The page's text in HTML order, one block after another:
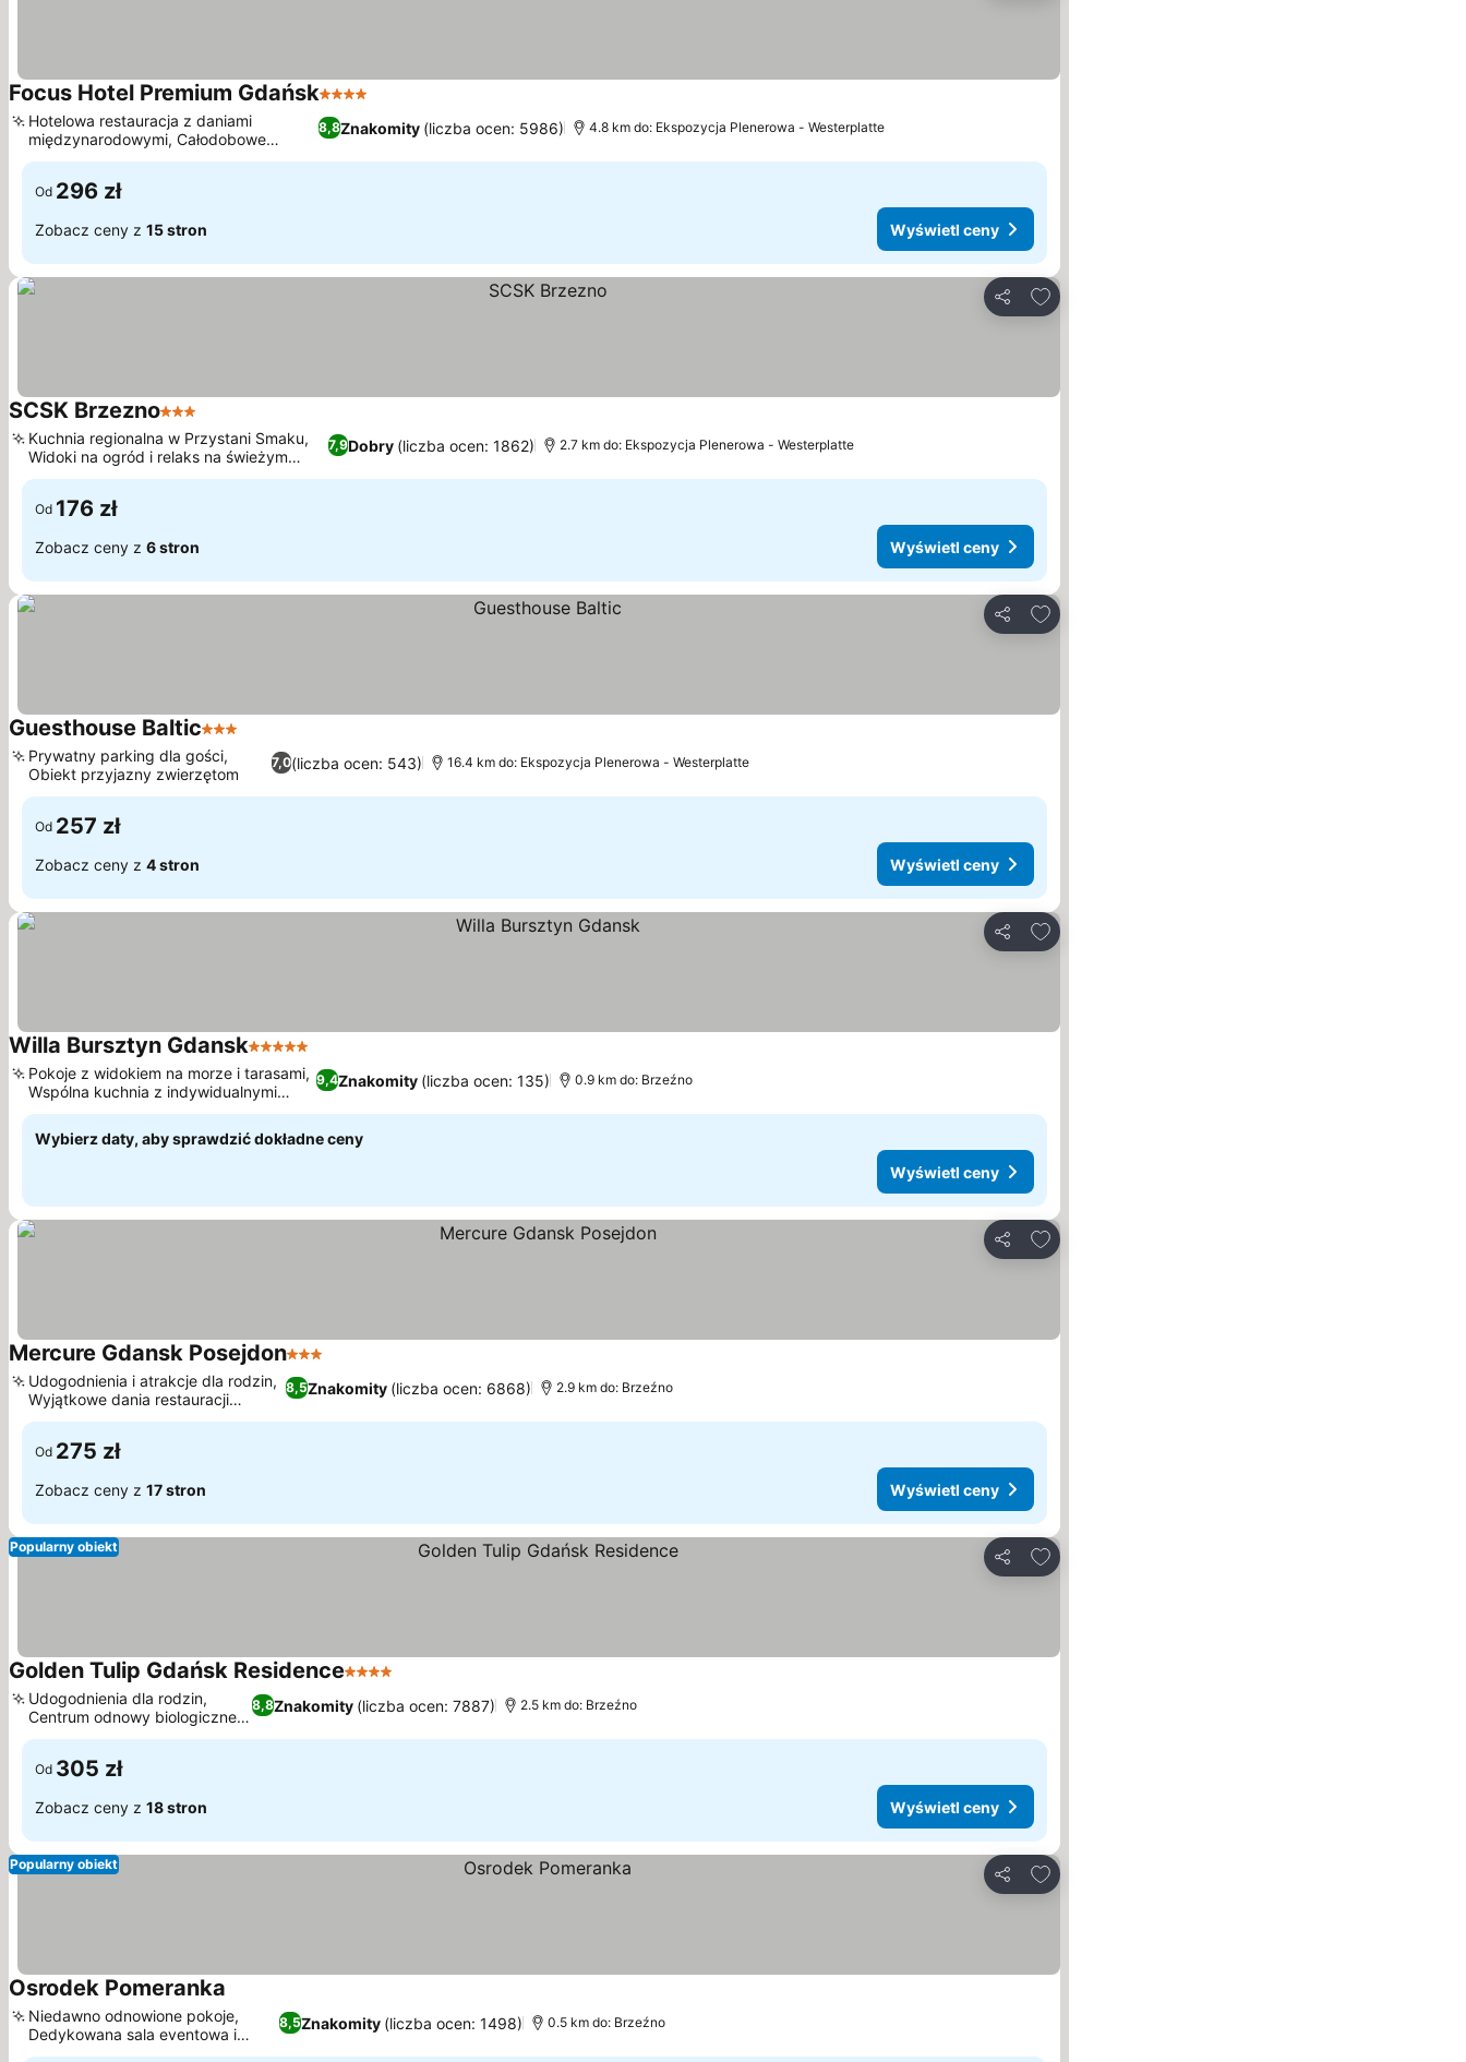
Focus Hotel Premium Gdańsk4 Kategoria
8,8Znakomity (liczba ocen: 5986)
Hotelowa restauracja z daniami
międzynarodowymi, Całodobowe
centrum fitness i sauna
4.8 km do: Ekspozycja Plenerowa - Westerplatte
Od 296 zł
Zobacz ceny z 15 stron Wyświetl ceny
Udostępnij
Dodaj do ulubionych
SCSK Brzezno3 Kategoria
7,9Dobry (liczba ocen: 1862)
Kuchnia regionalna w Przystani Smaku,
Widoki na ogród i relaks na świeżym
powietrzu
2.7 km do: Ekspozycja Plenerowa - Westerplatte
Od 176 zł
Zobacz ceny z 6 stron Wyświetl ceny
Udostępnij
Dodaj do ulubionych
Guesthouse Baltic3 Kategoria
7,0(liczba ocen: 543)
Prywatny parking dla gości,
Obiekt przyjazny zwierzętom
16.4 km do: Ekspozycja Plenerowa - Westerplatte
Od 257 zł
Zobacz ceny z 4 stron Wyświetl ceny
Udostępnij
Dodaj do ulubionych
Willa Bursztyn Gdansk5 Kategoria
9,4Znakomity (liczba ocen: 135)
Pokoje z widokiem na morze i tarasami,
Wspólna kuchnia z indywidualnymi
lodówkami
0.9 km do: Brzeźno
Wybierz daty, aby sprawdzić dokładne ceny
Wyświetl ceny
Udostępnij
Dodaj do ulubionych
Mercure Gdansk Posejdon3 Kategoria
8,5Znakomity (liczba ocen: 6868)
Udogodnienia i atrakcje dla rodzin,
Wyjątkowe dania restauracji
Winestone
2.9 km do: Brzeźno
Od 275 zł
Zobacz ceny z 17 stron Wyświetl ceny
Udostępnij
Dodaj do ulubionych
Popularny obiekt
Golden Tulip Gdańsk Residence4 Kategoria
8,8Znakomity (liczba ocen: 7887)
Udogodnienia dla rodzin,
Centrum odnowy biologicznej i
spa
2.5 km do: Brzeźno
Od 305 zł
Zobacz ceny z 18 stron Wyświetl ceny
Udostępnij
Dodaj do ulubionych
Popularny obiekt
Osrodek Pomeranka
8,5Znakomity (liczba ocen: 1498)
Niedawno odnowione pokoje,
Dedykowana sala eventowa i
bankietowa
0.5 km do: Brzeźno